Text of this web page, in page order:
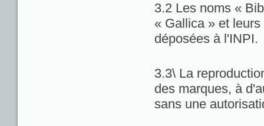
3.2 Les noms «
« Gallica » et
déposées à l'INPI.
3.3\ La
des marques, à
sans une